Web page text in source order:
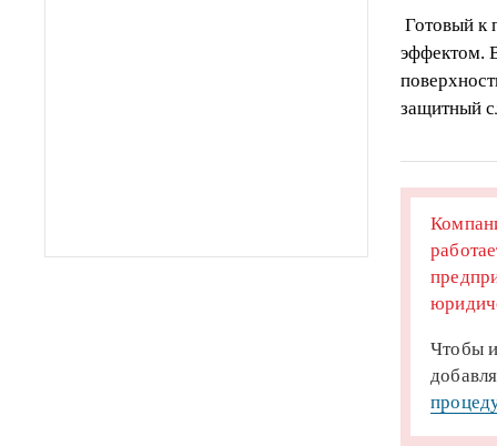
Готовый к
эффектом.
защитный
Чтобы